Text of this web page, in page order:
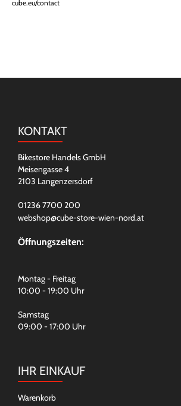
cube.eu/contact
KONTAKT
Bikestore Handels GmbH
Meisengasse 4
2103 Langenzersdorf
01236 7700 200
webshop@cube-store-wien-nord.at
Öffnungszeiten:
Montag - Freitag
10:00 - 19:00 Uhr
Samstag
09:00 - 17:00 Uhr
IHR EINKAUF
Warenkorb